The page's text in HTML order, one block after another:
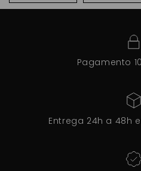
Pagamento
Entrega 24h a 48h